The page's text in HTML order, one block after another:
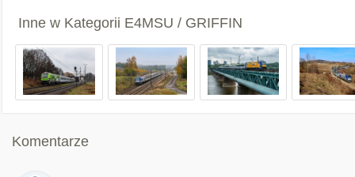
Inne w Kategorii E4MSU / GRIFFIN
Komentarze